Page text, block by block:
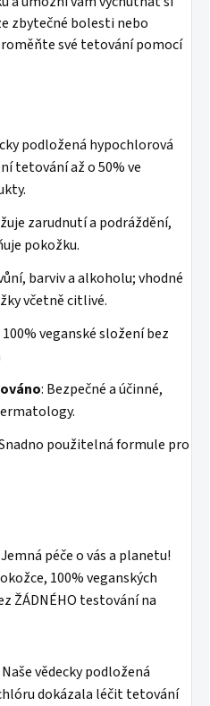
zbytečné bolesti nebo
své tetování pomocí
podložená hypochlorová
tetování až o 50% ve
zarudnutí a podráždění,
pokožku.
barviv a alkoholu; vhodné
včetně citlivé.
100% veganské složení bez
: Bezpečné a účinné,
použitelná formule pro
Jemná péče o vás a planetu!
100% veganských
ŽÁDNÉHO testování na
Naše vědecky podložená
dokázala léčit tetování